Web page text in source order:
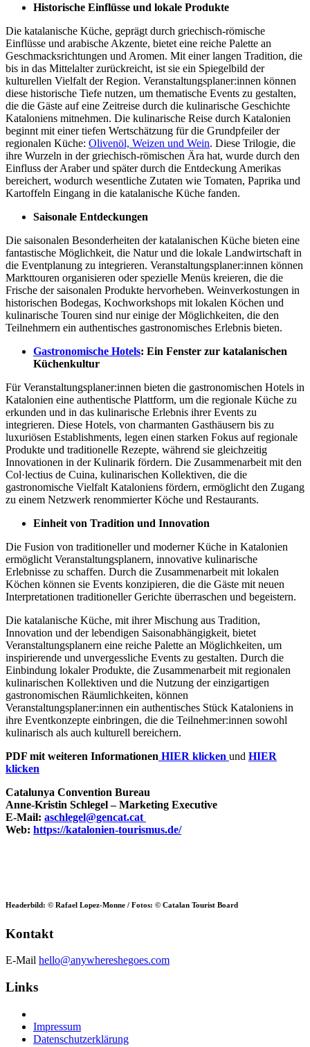
Historische Einflüsse und lokale Produkte
Die katalanische Küche, geprägt durch griechisch-römische
Einflüsse und arabische Akzente, bietet eine reiche Palette an
Geschmacksrichtungen und Aromen. Mit einer langen Tradition, die
bis in das Mittelalter zurückreicht, ist sie ein Spiegelbild der
kulturellen Vielfalt der Region. Veranstaltungsplaner:innen können
diese historische Tiefe nutzen, um thematische Events zu gestalten,
die die Gäste auf eine Zeitreise durch die kulinarische Geschichte
Kataloniens mitnehmen. Die kulinarische Reise durch Katalonien
beginnt mit einer tiefen Wertschätzung für die Grundpfeiler der
regionalen Küche: Olivenöl, Weizen und Wein. Diese Trilogie, die
ihre Wurzeln in der griechisch-römischen Ära hat, wurde durch den
Einfluss der Araber und später durch die Entdeckung Amerikas
bereichert, wodurch wesentliche Zutaten wie Tomaten, Paprika und
Kartoffeln Eingang in die katalanische Küche fanden.
Saisonale Entdeckungen
Die saisonalen Besonderheiten der katalanischen Küche bieten eine
fantastische Möglichkeit, die Natur und die lokale Landwirtschaft in
die Eventplanung zu integrieren. Veranstaltungsplaner:innen können
Markttouren organisieren oder spezielle Menüs kreieren, die die
Frische der saisonalen Produkte hervorheben. Weinverkostungen in
historischen Bodegas, Kochworkshops mit lokalen Köchen und
kulinarische Touren sind nur einige der Möglichkeiten, die den
Teilnehmern ein authentisches gastronomisches Erlebnis bieten.
Gastronomische Hotels: Ein Fenster zur katalanischen
Küchenkultur
Für Veranstaltungsplaner:innen bieten die gastronomischen Hotels in
Katalonien eine authentische Plattform, um die regionale Küche zu
erkunden und in das kulinarische Erlebnis ihrer Events zu
integrieren. Diese Hotels, von charmanten Gasthäusern bis zu
luxuriösen Establishments, legen einen starken Fokus auf regionale
Produkte und traditionelle Rezepte, während sie gleichzeitig
Innovationen in der Kulinarik fördern. Die Zusammenarbeit mit den
Col·lectius de Cuina, kulinarischen Kollektiven, die die
gastronomische Vielfalt Kataloniens fördern, ermöglicht den Zugang
zu einem Netzwerk renommierter Köche und Restaurants.
Einheit von Tradition und Innovation
Die Fusion von traditioneller und moderner Küche in Katalonien
ermöglicht Veranstaltungsplanern, innovative kulinarische
Erlebnisse zu schaffen. Durch die Zusammenarbeit mit lokalen
Köchen können sie Events konzipieren, die die Gäste mit neuen
Interpretationen traditioneller Gerichte überraschen und begeistern.
Die katalanische Küche, mit ihrer Mischung aus Tradition,
Innovation und der lebendigen Saisonabhängigkeit, bietet
Veranstaltungsplanern eine reiche Palette an Möglichkeiten, um
inspirierende und unvergessliche Events zu gestalten. Durch die
Einbindung lokaler Produkte, die Zusammenarbeit mit regionalen
kulinarischen Kollektiven und die Nutzung der einzigartigen
gastronomischen Räumlichkeiten, können
Veranstaltungsplaner:innen ein authentisches Stück Kataloniens in
ihre Eventkonzepte einbringen, die die Teilnehmer:innen sowohl
kulinarisch als auch kulturell bereichern.
PDF mit weiteren Informationen HIER klicken und HIER
klicken
Catalunya Convention Bureau
Anne-Kristin Schlegel – Marketing Executive
E-Mail: aschlegel@gencat.cat
Web: https://katalonien-tourismus.de/
Headerbild: © Rafael Lopez-Monne / Fotos: © Catalan Tourist Board
Kontakt
E-Mail hello@anywhereshegoes.com
Links
Impressum
Datenschutzerklärung